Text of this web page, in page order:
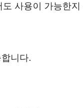
사용이 가능한
니다.